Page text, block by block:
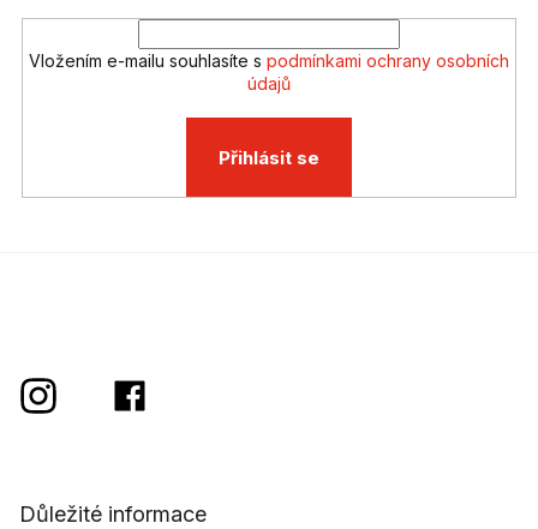
ý
p
s
Vložením e-mailu souhlasíte s podmínkami ochrany osobních
údajů
Přihlásit se
Důležité informace